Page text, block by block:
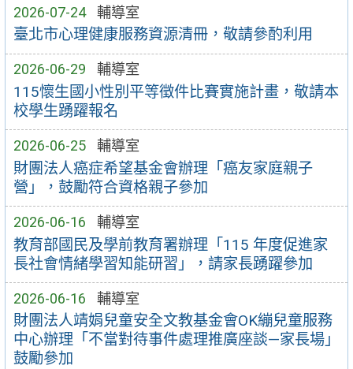
2026-07-24 輔導室
臺北市心理健康服務資源清冊，敬請參酌利用
2026-06-29 輔導室
115懷生國小性別平等徵件比賽實施計畫，敬請本
校學生踴躍報名
2026-06-25 輔導室
財團法人癌症希望基金會辦理「癌友家庭親子
營」，鼓勵符合資格親子參加
2026-06-16 輔導室
教育部國民及學前教育署辦理「115 年度促進家
長社會情緒學習知能研習」，請家長踴躍參加
2026-06-16 輔導室
財團法人靖娟兒童安全文教基金會OK繃兒童服務
中心辦理「不當對待事件處理推廣座談—家長場」
鼓勵參加